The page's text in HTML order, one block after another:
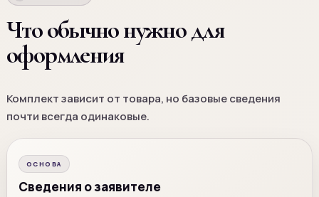
Что обычно нужно для
оформления
Комплект зависит от товара, но базовые сведения
почти всегда одинаковые.
ОСНОВА
Сведения о заявителе